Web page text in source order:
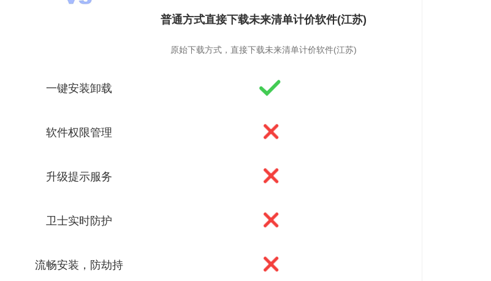
普通方式直接下载未来清单计价软件(江苏)
原始下载方式，直接下载未来清单计价软件(江苏)
一键安装卸载
软件权限管理
升级提示服务
卫士实时防护
流畅安装，防劫持